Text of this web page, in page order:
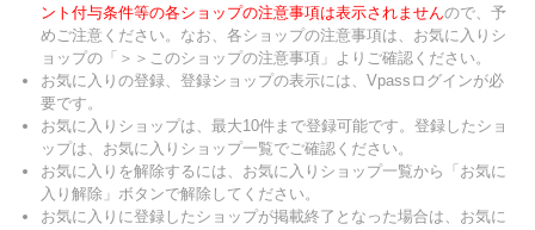
ント付与条件等の各ショップの注意事項は表示されませんので、予
めご注意ください。なお、各ショップの注意事項は、お気に入りシ
ョップの「＞＞このショップの注意事項」よりご確認ください。
お気に入りの登録、登録ショップの表示には、Vpassログインが必
要です。
お気に入りショップは、最大10件まで登録可能です。登録したショ
ップは、お気に入りショップ一覧でご確認ください。
お気に入りを解除するには、お気に入りショップ一覧から「お気に
入り解除」ボタンで解除してください。
お気に入りに登録したショップが掲載終了となった場合は、お気に